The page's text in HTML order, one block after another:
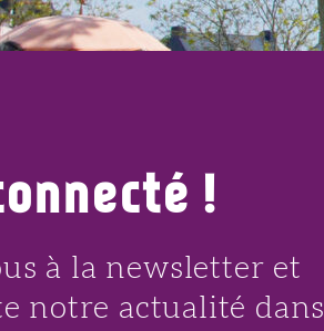
!
à la newsletter et
notre actualité dans